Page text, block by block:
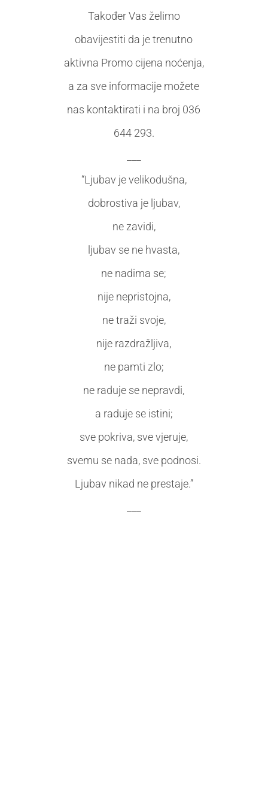
Također Vas želimo
obavijestiti da je trenutno
aktivna Promo cijena noćenja,
a za sve informacije možete
nas kontaktirati i na broj 036
644 293.
“Ljubav je velikodušna,
dobrostiva je ljubav,
ne zavidi,
ljubav se ne hvasta,
ne nadima se;
nije nepristojna,
ne traži svoje,
nije razdražljiva,
ne pamti zlo;
ne raduje se nepravdi,
a raduje se istini;
sve pokriva, sve vjeruje,
svemu se nada, sve podnosi.
Ljubav nikad ne prestaje.”